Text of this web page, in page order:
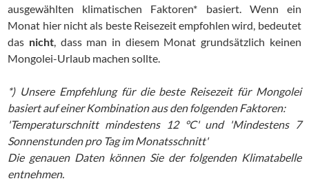
ausgewählten klimatischen Faktoren* basiert. Wenn ein
Monat hier nicht als beste Reisezeit empfohlen wird, bedeutet
das nicht, dass man in diesem Monat grundsätzlich keinen
Mongolei-Urlaub machen sollte.
*) Unsere Empfehlung für die beste Reisezeit für Mongolei
basiert auf einer Kombination aus den folgenden Faktoren:
'Temperaturschnitt mindestens 12 °C' und 'Mindestens 7
Sonnenstunden pro Tag im Monatsschnitt'
Die genauen Daten können Sie der folgenden Klimatabelle
entnehmen.